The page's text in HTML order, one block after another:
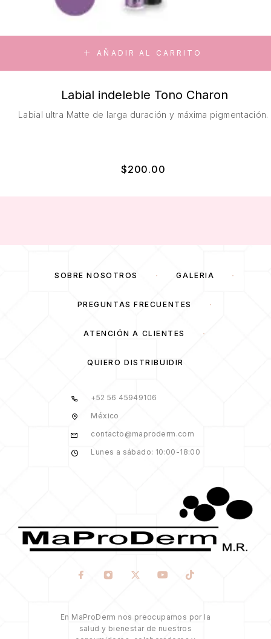
AÑADIR AL CARRITO
Labial indeleble Tono Charon
Labial ultra Matte de larga duración y máxima pigmentación.
$200.00
SOBRE NOSOTROS GALERÍA
PREGUNTAS FRECUENTES
ATENCIÓN A CLIENTES
QUIERO DISTRIBUIDIR
+52 56 45949106
México
contacto@maproderm.com
Lunes a sábado: 10:00-18:00
En MaProDerm nos preocupamos por la
salud y bienestar de nuestros